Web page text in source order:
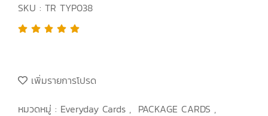
SKU : TR TYP038
เพิ่มรายการโปรด
หมวดหมู่ : Everyday Cards , PACKAGE CARDS ,